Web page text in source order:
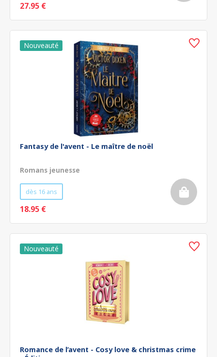
27.95 €
Fantasy de l'avent - Le maître de noël
Romans jeunesse
dès 16 ans
18.95 €
Romance de l’avent - Cosy love & christmas crime